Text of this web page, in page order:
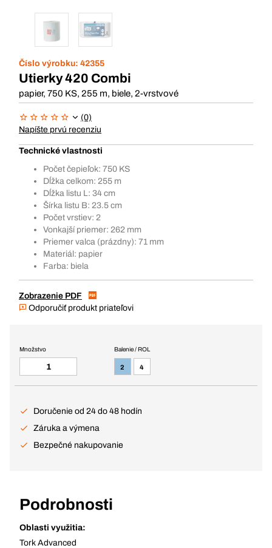
Číslo výrobku: 42355
Utierky 420 Combi
papier, 750 KS, 255 m, biele, 2-vrstvové
(0)
Napíšte prvú recenziu
Technické vlastnosti
Počet čepieľok: 750 KS
Dĺžka celkom: 255 m
Dĺžka listu L: 34 cm
Šírka listu B: 23.5 cm
Počet vrstiev: 2
Vonkajší priemer: 262 mm
Priemer valca (prázdny): 71 mm
Materiál: papier
Farba: biela
Zobrazenie PDF
Odporučiť produkt priateľovi
Balenie / ROL
2 4
Množstvo
Doručenie od 24 do 48 hodín
Záruka a výmena
Bezpečné nakupovanie
Podrobnosti
Oblasti využitia:
Tork Advanced